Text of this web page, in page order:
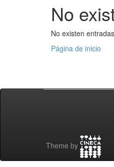
No
No existen
Página de inicio
Theme by